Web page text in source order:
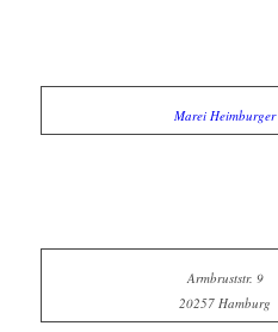
Marei Heimburger
Armbruststr. 9
20257 Hamburg